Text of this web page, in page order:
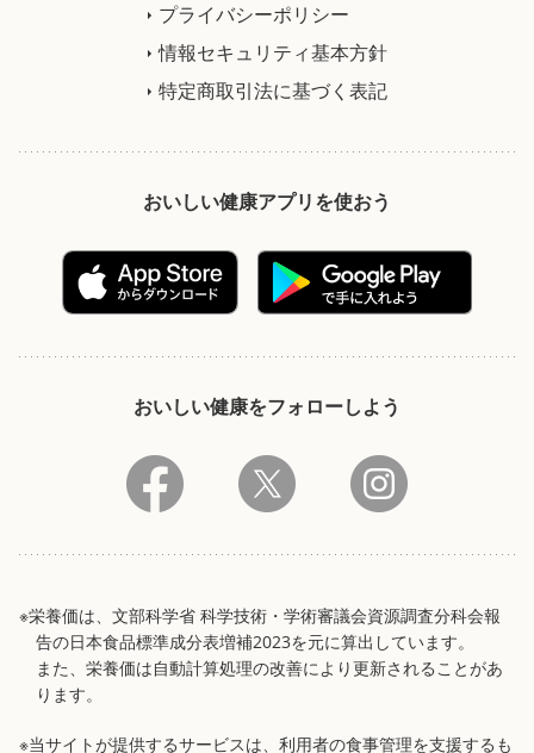
プライバシーポリシー
情報セキュリティ基本方針
特定商取引法に基づく表記
おいしい健康アプリを使おう
おいしい健康をフォローしよう
※栄養価は、文部科学省 科学技術・学術審議会資源調査分科会報
告の日本食品標準成分表増補2023を元に算出しています。
また、栄養価は自動計算処理の改善により更新されることがあ
ります。
※当サイトが提供するサービスは、利用者の食事管理を支援するも